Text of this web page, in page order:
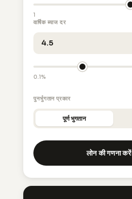
1
वार्षिक ब्याज दर
0.1%
पुनर्भुगतान प्रकार
पूर्ण भुगतान
लोन की गणना करें